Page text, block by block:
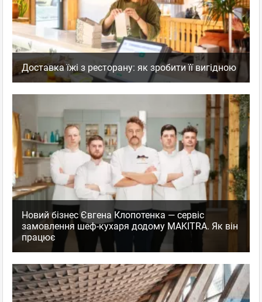
Доставка їжі з ресторану: як зробити її вигідною
Новий бізнес Євгена Клопотенка — сервіс
замовлення шеф-кухаря додому MAKITRA. Як він
працює